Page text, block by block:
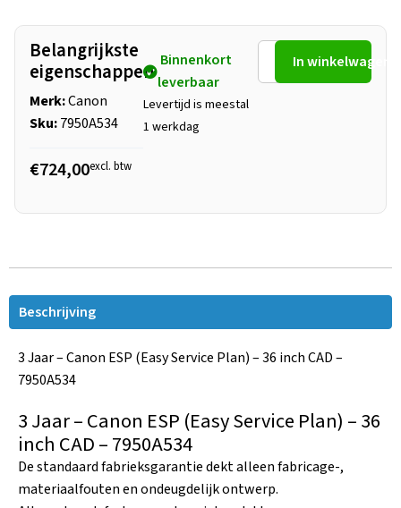
Belangrijkste
eigenschappen
Merk:Canon
Sku:7950A534
€724,00excl. btw
Binnenkort
leverbaar
Levertijd is meestal
1 werkdag
In winkelwagen
Beschrijving
3 Jaar – Canon ESP (Easy Service Plan) – 36 inch CAD –
7950A534
3 Jaar – Canon ESP (Easy Service Plan) – 36
inch CAD – 7950A534
De standaard fabrieksgarantie dekt alleen fabricage-,
materiaalfouten en ondeugdelijk ontwerp.